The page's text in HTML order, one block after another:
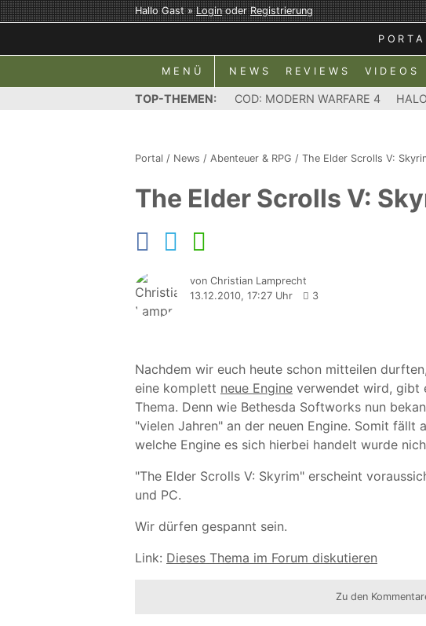
Hallo Gast »LoginoderRegistrierung
MENÜ NEWS REVIEWS VIDEOS
TOP-THEMEN: COD: MODERN WARFARE 4
Portal / News / Abenteuer & RPG / The Elder Scrolls V:
The Elder Scrolls V:
von Christian Lamprecht
13.12.2010, 17:27 Uhr
3
Nachdem wir euch heute schon mitteilen
eine komplett neue Engine verwendet wird, gibt
Thema. Denn wie Bethesda Softworks nun
"vielen Jahren" an der neuen Engine. Somit fällt
welche Engine es sich hierbei handelt wurde
"The Elder Scrolls V: Skyrim" erscheint
und PC.
Wir dürfen gespannt sein.
Link: Dieses Thema im Forum diskutieren
Zu den